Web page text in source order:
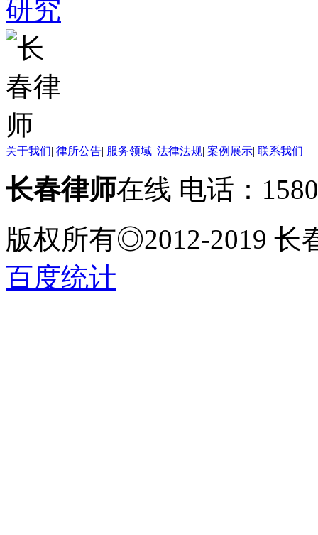
关于我们| 律所公告| 服务领域| 法律法规| 案例展示| 联系我们
长春律师在线 电话：
版权所有◎2012-2019 长
百度统计